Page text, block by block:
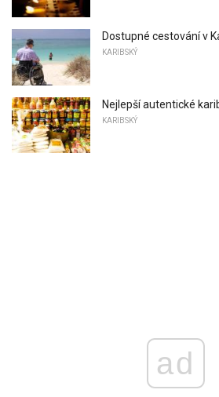
Dostupné cestování v
KARIBSKÝ
Nejlepší autentické
KARIBSKÝ
ad